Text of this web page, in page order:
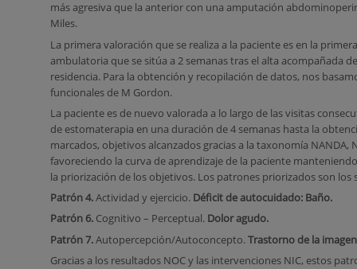
más agresiva que la anterior con una amputación
Miles.
La primera valoración que se realiza a la paciente es en la
ambulatoria que se sitúa a 2 semanas tras el alta acompañada
residencia. Para la obtención y recopilación de datos, nos
funcionales de M Gordon.
La paciente es de nuevo valorada a lo largo de las visitas
de estomaterapia en una duración de 4 semanas hasta la
marcados, objetivos alcanzados gracias a la taxonomía NANDA,
favoreciendo la curva de aprendizaje de la paciente
la priorización de los objetivos. Los patrones priorizados son los
Patrón 4.Actividad y ejercicio. Déficit de autocuidado: Baño.
Patrón 6. Cognitivo – Perceptual. Dolor agudo.
Patrón 7.Autopercepción/Autoconcepto.Trastorno de la
Gracias a los resultados NOC y las intervenciones NIC, estos